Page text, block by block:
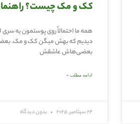
کک و مک چیست؟
همه ما احتمالاً روی پوستمون یه
دیدیم که بهش میگن کک و مک.
بعضی‌هاش عاشقش
ادامه مطلب »
24 سپتامبر, 2025 بدون دیدگاه